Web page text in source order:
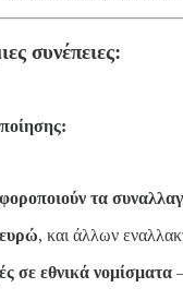
συνέπειες:
τα
ευρώ, και άλλων
σε εθνικά νομίσματα